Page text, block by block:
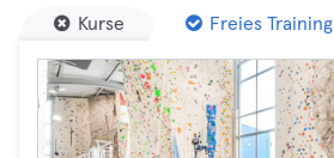
Kurse Freies Training